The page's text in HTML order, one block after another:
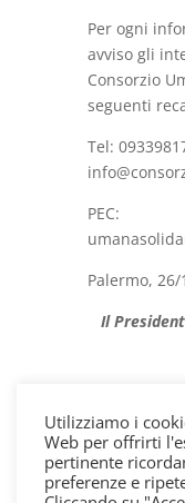
Per ogni
avviso gli
Consorzio
seguenti
Tel:
PEC:
Palermo, 26/
Il
Utilizziamo i
Web per offrirti
pertinente
preferenze e